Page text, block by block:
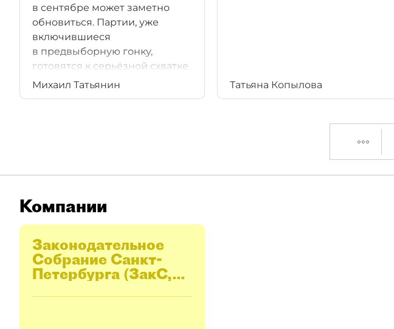
в сентябре может заметно
обновиться. Партии, уже
включившиеся
в предвыборную гонку,
готовятся к серьёзной схватке
за депутатские кресла.
Михаил Татьянин Татьяна Копылова
Компании
Законодательное
Cобрание Санкт-
Петербурга (ЗакС,